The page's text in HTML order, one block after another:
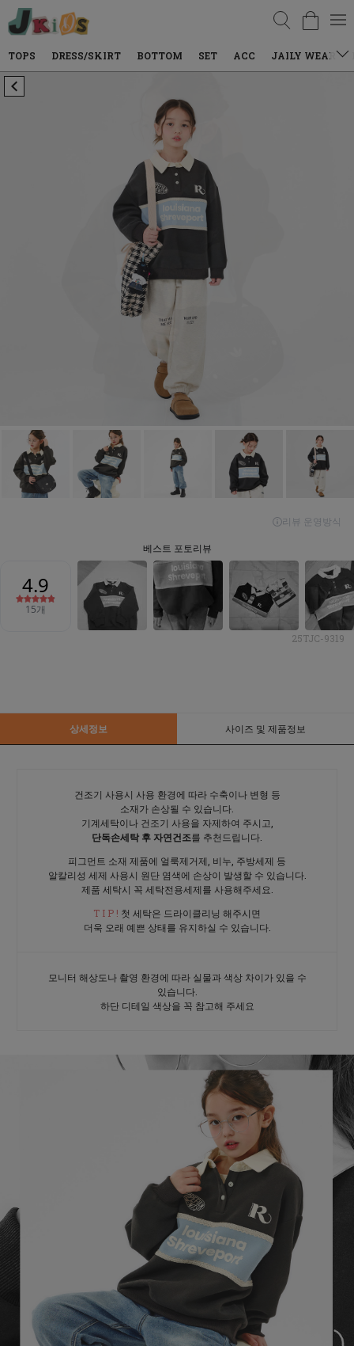
검색
DRESS/SKIRT BOTTOM SET ACC JAILY WEAR DENIM
25TJC-9319
상세정보 사이즈 및 제품정보
건조기 사용시 사용 환경에 따라 수축이나 변형 등
소재가 손상될 수 있습니다.
기계세탁이나 건조기 사용을 자제하여 주시고,
단독손세탁 후 자연건조를 추천드립니다.
피그먼트 소재 제품에 얼룩제거제, 비누, 주방세제 등
알칼리성 세제 사용시 원단 염색에 손상이 발생할 수 있습니다.
제품 세탁시 꼭 세탁전용세제를 사용해주세요.
T I P ! 첫 세탁은 드라이클리닝 해주시면
더욱 오래 예쁜 상태를 유지하실 수 있습니다.
모니터 해상도나 촬영 환경에 따라 실물과 색상 차이가 있을 수
있습니다.
하단 디테일 색상을 꼭 참고해 주세요